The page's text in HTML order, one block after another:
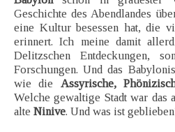
Geschichte des Abendlandes
eine Kultur besessen hat, die
erinnert. Ich meine damit
Delitzschen Entdeckungen,
Forschungen. Und das
wie die Assyrische,
Welche gewaltige Stadt war das
alte Ninive. Und was ist